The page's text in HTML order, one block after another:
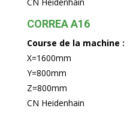
CORREA A16
Course de la machine :
X=1600mm
Y=800mm
Z=800mm
CN Heidenhain